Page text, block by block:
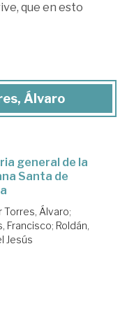
que en esto
Álvaro
general de la
Santa de
Torres, Álvaro;
Francisco; Roldán,
Jesús